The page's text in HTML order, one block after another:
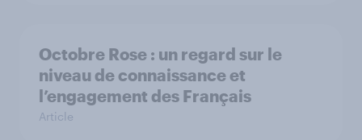
Octobre Rose : un regard sur le
niveau de connaissance et
l’engagement des Français
Article